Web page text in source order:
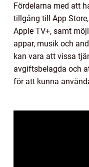
Fördelarna med att
tillgång till App
Apple TV+, samt
appar, musik och
kan vara att vissa
avgiftsbelagda och
för att kunna